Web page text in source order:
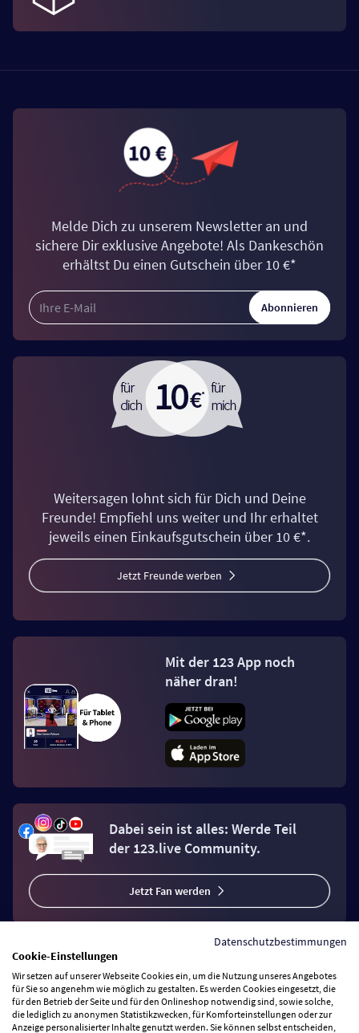
Melde Dich zu unserem Newsletter an und
sichere Dir exklusive Angebote! Als Dankeschön
erhältst Du einen Gutschein über 10 €*
Abonnieren
Weitersagen lohnt sich für Dich und Deine
Freunde! Empfiehl uns weiter und Ihr erhaltet
jeweils einen Einkaufsgutschein über 10 €*.
Jetzt Freunde werben
Mit der 123 App noch
näher dran!
Dabei sein ist alles: Werde Teil
der 123.live Community.
Jetzt Fan werden
Vertrag widerrufen
Datenschutzbestimmungen
Cookie-Einstellungen
Wir setzen auf unserer Webseite Cookies ein, um die Nutzung unseres Angebotes
für Sie so angenehm wie möglich zu gestalten. Es werden Cookies eingesetzt, die
für den Betrieb der Seite und für den Onlineshop notwendig sind, sowie solche,
die lediglich zu anonymen Statistikzwecken, für Komforteinstellungen oder zur
Anzeige personalisierter Inhalte genutzt werden. Sie können selbst entscheiden,